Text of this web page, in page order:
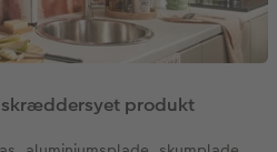
produkt